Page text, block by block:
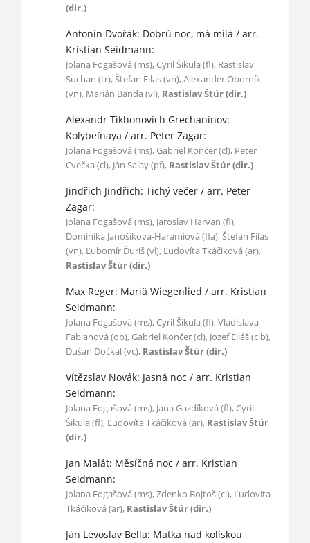
(dir.)
Antonín Dvořák: Dobrú noc, má milá / arr.
Kristian Seidmann:
Jolana Fogašová (ms), Cyril Šikula (fl), Rastislav
Suchan (tr), Štefan Filas (vn), Alexander Oborník
(vn), Marián Banda (vl), Rastislav Štúr (dir.)
Alexandr Tikhonovich Grechaninov:
Kolybeľnaya / arr. Peter Zagar:
Jolana Fogašová (ms), Gabriel Končer (cl), Peter
Cvečka (cl), Ján Salay (pf), Rastislav Štúr (dir.)
Jindřich Jindřich: Tichý večer / arr. Peter
Zagar:
Jolana Fogašová (ms), Jaroslav Harvan (fl),
Dominika Janošíková-Haramiová (fla), Štefan Filas
(vn), Ľubomír Ďuriš (vl), Ľudovíta Tkáčiková (ar),
Rastislav Štúr (dir.)
Max Reger: Mariä Wiegenlied / arr. Kristian
Seidmann:
Jolana Fogašová (ms), Cyril Šikula (fl), Vladislava
Fabianová (ob), Gabriel Končer (cl), Jozef Eliáš (clb),
Dušan Dočkal (vc), Rastislav Štúr (dir.)
Vítězslav Novák: Jasná noc / arr. Kristian
Seidmann:
Jolana Fogašová (ms), Jana Gazdíková (fl), Cyril
Šikula (fl), Ľudovíta Tkáčiková (ar), Rastislav Štúr
(dir.)
Jan Malát: Měsíčná noc / arr. Kristian
Seidmann:
Jolana Fogašová (ms), Zdenko Bojtoš (ci), Ľudovíta
Tkáčiková (ar), Rastislav Štúr (dir.)
Ján Levoslav Bella: Matka nad kolískou